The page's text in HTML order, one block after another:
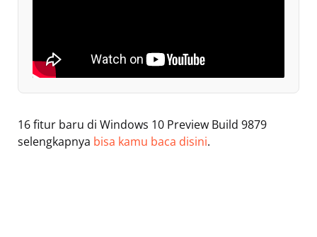
16 fitur baru di Windows 10 Preview Build 9879
selengkapnya bisa kamu baca disini.